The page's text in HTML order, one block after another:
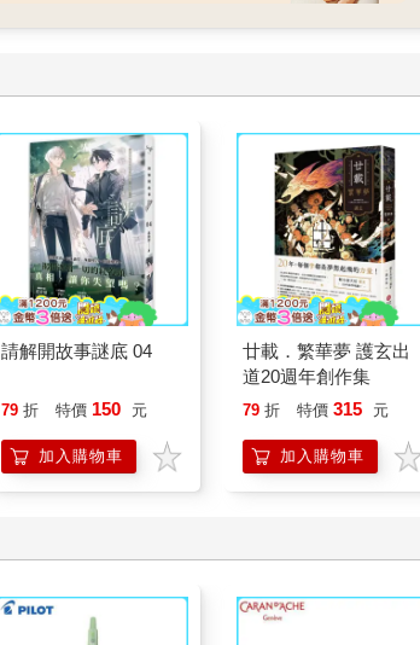
請解開故事謎底 04
79 折 特價 150 元
加入購物車
廿載．繁華夢 護玄出
道20週年創作集
79 折 特價 315 元
加入購物車